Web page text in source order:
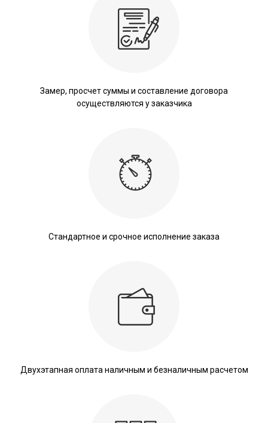
Замер, просчет суммы и составление договора
осуществляются у заказчика
Стандартное и срочное исполнение заказа
Двухэтапная оплата наличным и безналичным расчетом